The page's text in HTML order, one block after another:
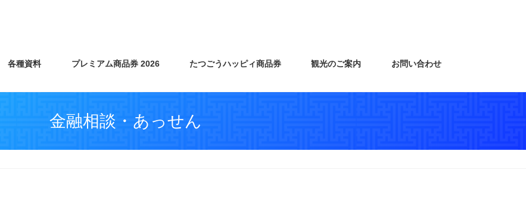
各種資料 プレミアム商品券 2026 たつごうハッピィ商品券 観光のご案内 お問い合わせ
金融相談・あっせん